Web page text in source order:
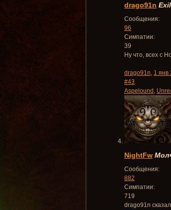
drago91n
Сообщения:
96
Симпатии:
39
Ну что, всех с
drago91n, 1 янв
#43
Aspelound ,
NightFw
Сообщения:
882
Симпатии:
719
drago91n